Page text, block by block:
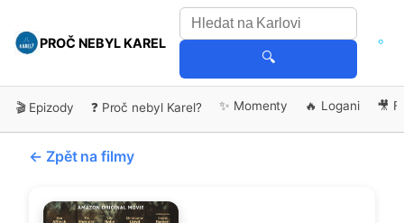
PROČ NEBYL KAREL
🔍
🎬 Epizody ❓ Proč nebyl Karel? ✨ Momenty 🔥 Logani 🎥
← Zpět na filmy